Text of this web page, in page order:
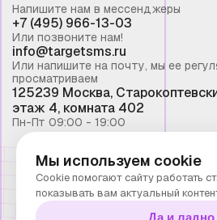
Напишите нам в мессенджеры
+7 (495) 966-13-03
Или позвоните нам!
info@targetsms.ru
Или напишите на почту, мы ее
просматриваем
125239 Москва,
этаж 4, комната 402
Пн-Пт 09:00 - 19:00
Смс рассылка
Запрещено копирование
письменного разрешения
Мы используем cookie
Cookie помогают сайту работать
показывать вам актуальный
Да и ладно